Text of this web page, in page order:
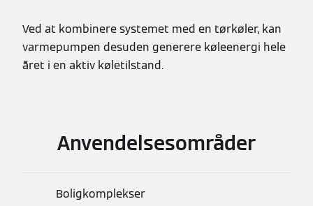
Ved at kombinere systemet med en tørkøler, kan
varmepumpen desuden generere køleenergi hele
året i en aktiv køletilstand.
Anvendelsesområder
Boligkomplekser